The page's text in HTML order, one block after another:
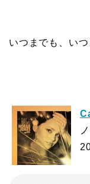
いつまでも、い